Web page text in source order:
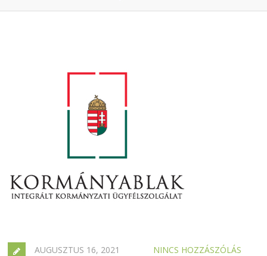
AUGUSZTUS 16, 2021 NINCS HOZZÁSZÓLÁS